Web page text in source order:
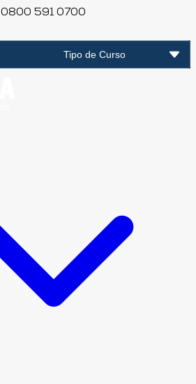
0800 591 0700